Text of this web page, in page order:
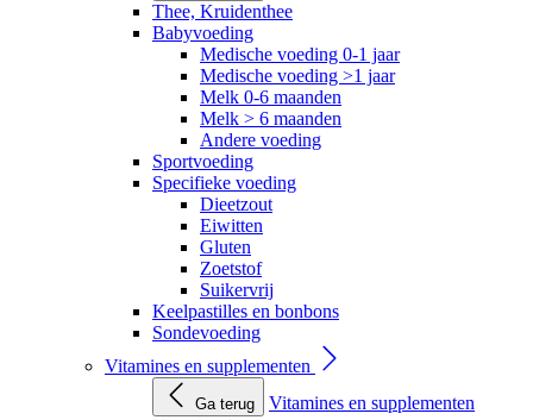
Thee, Kruidenthee
Babyvoeding
Medische voeding 0-1 jaar
Medische voeding >1 jaar
Melk 0-6 maanden
Melk > 6 maanden
Andere voeding
Sportvoeding
Specifieke voeding
Dieetzout
Eiwitten
Gluten
Zoetstof
Suikervrij
Keelpastilles en bonbons
Sondevoeding
Vitamines en supplementen
Ga terug
Vitamines en supplementen